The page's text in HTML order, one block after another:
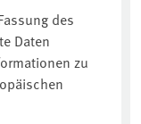
des
Daten
zu